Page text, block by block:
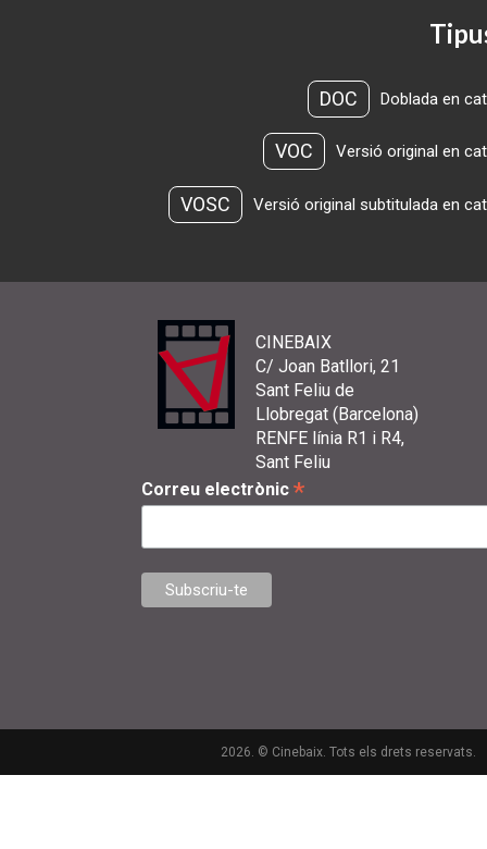
DOC Doblada en
VOC Versió original en
VOSC Versió original subtitulada en
CINEBAIX
C/ Joan Batllori, 21
Sant Feliu de
Llobregat (Barcelona)
RENFE línia R1 i R4,
Sant Feliu
Correu electrònic *
2026. © Cinebaix. Tots els drets reservats.